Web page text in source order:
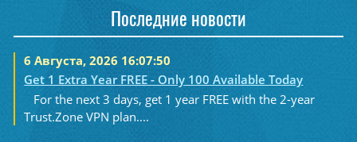
Последние новости
6 Августа, 2026 16:07:50
Get 1 Extra Year FREE - Only 100 Available Today
For the next 3 days, get 1 year FREE with the 2-year
Trust.Zone VPN plan....